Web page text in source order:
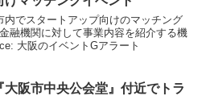
内でスタートアップ向けのマッチング
融機関に対して事業内容を紹介する機
大阪のイベントGアラート
大阪市中央公会堂』付近でトラ